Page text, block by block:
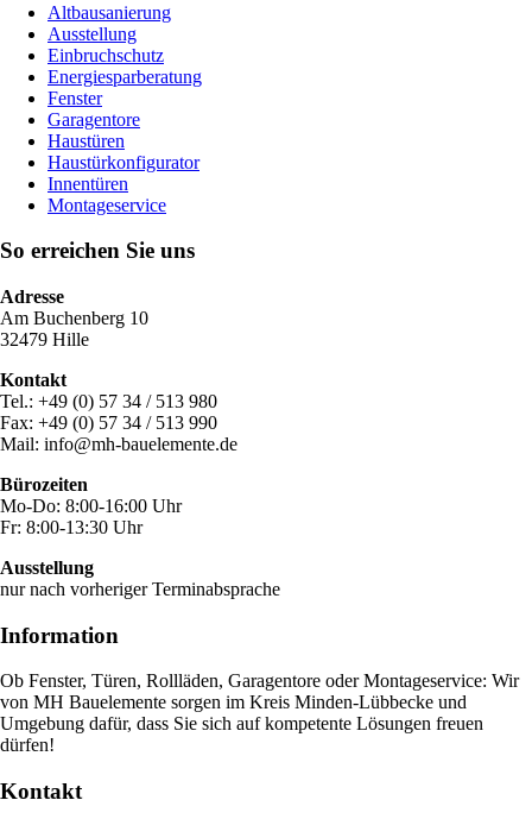
Altbausanierung
Ausstellung
Einbruchschutz
Energiesparberatung
Fenster
Garagentore
Haustüren
Haustürkonfigurator
Innentüren
Montageservice
So erreichen Sie uns
Adresse
Am Buchenberg 10
32479 Hille
Kontakt
Tel.: +49 (0) 57 34 / 513 980
Fax: +49 (0) 57 34 / 513 990
Mail: info@mh-bauelemente.de
Bürozeiten
Mo-Do: 8:00-16:00 Uhr
Fr: 8:00-13:30 Uhr
Ausstellung
nur nach vorheriger Terminabsprache
Information
Ob Fenster, Türen, Rollläden, Garagentore oder Montageservice: Wir
von MH Bauelemente sorgen im Kreis Minden-Lübbecke und
Umgebung dafür, dass Sie sich auf kompetente Lösungen freuen
dürfen!
Kontakt